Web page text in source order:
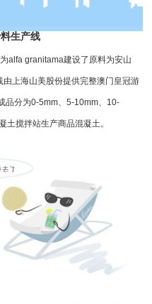
生产线
granitama建设了原料为安山
上海山美股份提供完整澳门皇冠游
品分为0-5mm、5-10mm、10-
土搅拌站生产商品混凝土。